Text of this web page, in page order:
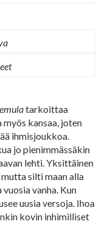
tarkoittaa
kansaa, joten
ihmisjoukkoa.
jo pienimmässäkin
lehti. Yksittäinen
silti maan alla
vanha. Kun
uusia versoja. Ihoa
kovin inhimilliset